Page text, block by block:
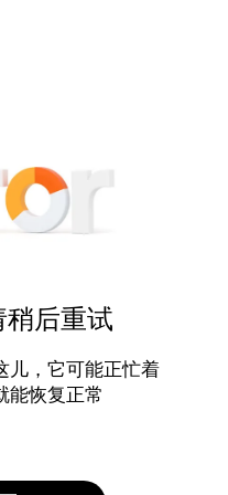
后重试
儿，它可能正忙着
能恢复正常